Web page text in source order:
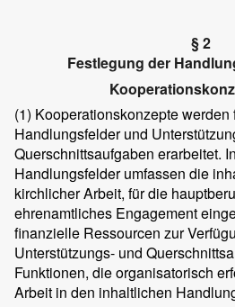
§ 2
Festlegung der
(1) Kooperationskonzepte
Handlungsfelder und
Querschnittsaufgaben erarbeitet.
Handlungsfelder umfassen die
kirchlicher Arbeit, für die
ehrenamtliches Engagement
finanzielle Ressourcen zur
Unterstützungs- und
Funktionen, die organisatorisch
Arbeit in den inhaltlichen